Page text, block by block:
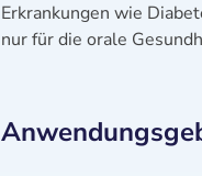
Erkrankungen wie
nur für die orale